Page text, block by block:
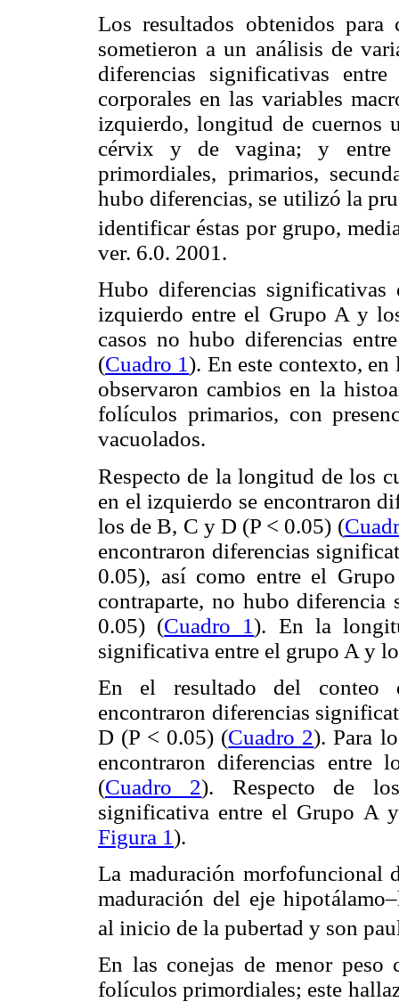
Los resultados obtenidos para
sometieron a un análisis de
diferencias significativas
corporales en las variables
izquierdo, longitud de cuernos
cérvix y de vagina; y entre
primordiales, primarios,
hubo diferencias, se utilizó la
identificar éstas por grupo,
ver. 6.0. 2001.
Hubo diferencias
izquierdo entre el Grupo A y
casos no hubo diferencias
(Cuadro 1). En este contexto,
observaron cambios en la
folículos primarios, con
vacuolados.
Respecto de la longitud de los
en el izquierdo se encontraron
los de B, C y D (P < 0.05) (
encontraron diferencias
0.05), así como entre el
contraparte, no hubo
0.05) (Cuadro 1). En la
significativa entre el grupo A y
En el resultado del conteo
encontraron diferencias
D (P < 0.05) (Cuadro 2). Para
encontraron diferencias entre
(Cuadro 2). Respecto de
significativa entre el Grupo A
Figura 1).
La maduración morfofuncional
maduración del eje
al inicio de la pubertad y son
En las conejas de menor
folículos primordiales; este